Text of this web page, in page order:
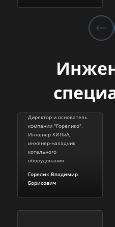
Директор и основатель
компании "Горелико".
Инженер КИПиА,
инженер-наладчик
котельного
оборудования
Горелик Владимир
Борисович